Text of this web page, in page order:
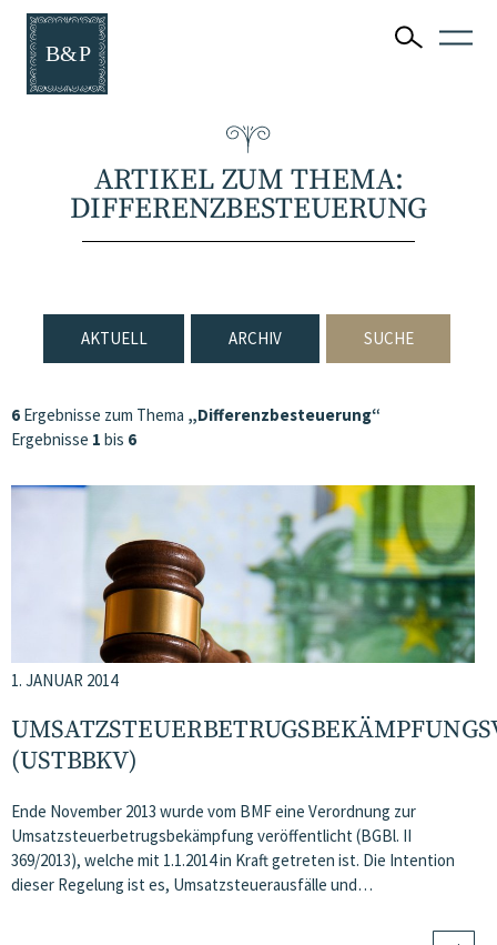
ARTIKEL ZUM THEMA:
DIFFERENZBESTEUERUNG
AKTUELL ARCHIV SUCHE
6 Ergebnisse zum Thema „Differenzbesteuerung“
Ergebnisse 1 bis 6
1. JANUAR 2014
(USTBBKV)
Ende November 2013 wurde vom BMF eine Verordnung zur
Umsatzsteuerbetrugsbekämpfung veröffentlicht (BGBl. II
369/2013), welche mit 1.1.2014 in Kraft getreten ist. Die Intention
dieser Regelung ist es, Umsatzsteuerausfälle und…